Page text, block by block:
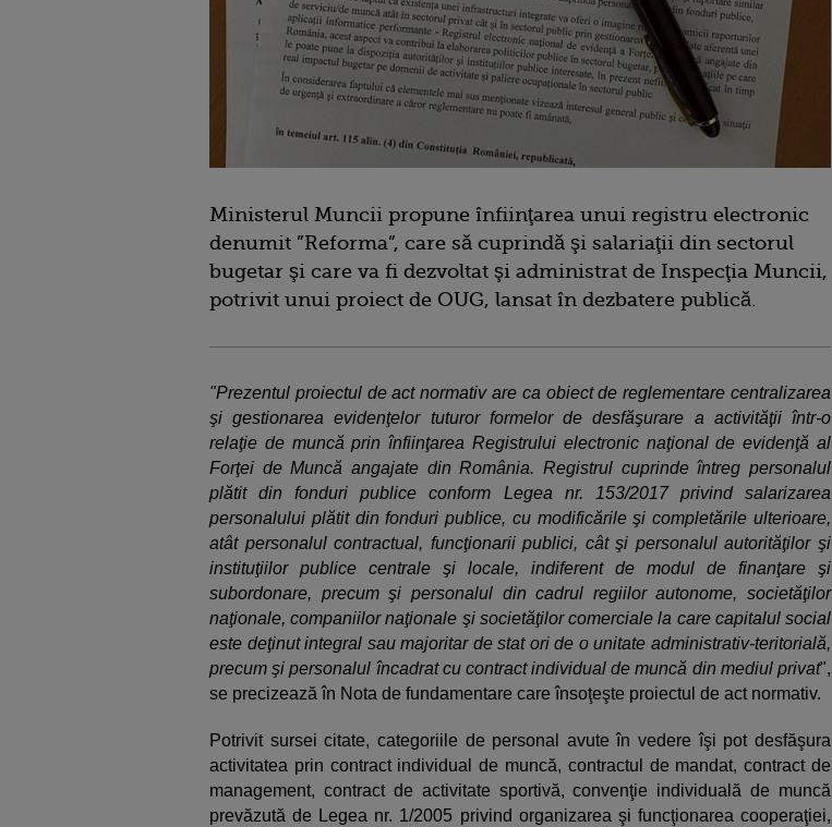
Ministerul Muncii propune înfiinţarea unui registru electronic
denumit ”Reforma”, care să cuprindă şi salariaţii din sectorul
bugetar şi care va fi dezvoltat şi administrat de Inspecţia Muncii,
potrivit unui proiect de OUG, lansat în dezbatere publică.
"Prezentul proiectul de act normativ are ca obiect de reglementare centralizarea
şi gestionarea evidenţelor tuturor formelor de desfăşurare a activităţii într-o
relaţie de muncă prin înfiinţarea Registrului electronic naţional de evidenţă al
Forţei de Muncă angajate din România. Registrul cuprinde întreg personalul
plătit din fonduri publice conform Legea nr. 153/2017 privind salarizarea
personalului plătit din fonduri publice, cu modificările şi completările ulterioare,
atât personalul contractual, funcţionarii publici, cât şi personalul autorităţilor şi
instituţiilor publice centrale şi locale, indiferent de modul de finanţare şi
subordonare, precum şi personalul din cadrul regiilor autonome, societăţilor
naţionale, companiilor naţionale şi societăţilor comerciale la care capitalul social
este deţinut integral sau majoritar de stat ori de o unitate administrativ-teritorială,
precum şi personalul încadrat cu contract individual de muncă din mediul privat",
se precizează în Nota de fundamentare care însoţeşte proiectul de act normativ.
Potrivit sursei citate, categoriile de personal avute în vedere îşi pot desfăşura
activitatea prin contract individual de muncă, contractul de mandat, contract de
management, contract de activitate sportivă, convenţie individuală de muncă
prevăzută de Legea nr. 1/2005 privind organizarea şi funcţionarea cooperaţiei,